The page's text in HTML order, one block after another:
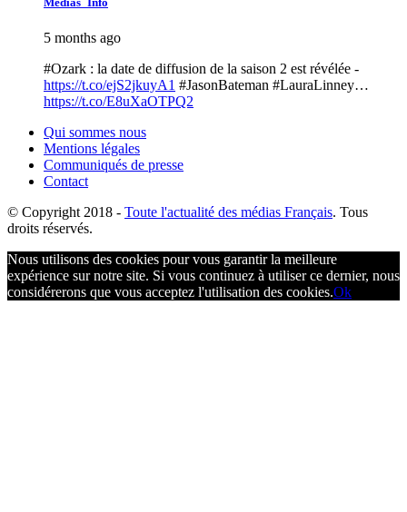
5 months ago
#Ozark : la date de diffusion de la saison 2 est révélée -
https://t.co/ejS2jkuyA1 #JasonBateman #LauraLinney…
https://t.co/E8uXaOTPQ2
Qui sommes nous
Mentions légales
Communiqués de presse
Contact
© Copyright 2018 - Toute l'actualité des médias Français. Tous
droits réservés.
Nous utilisons des cookies pour vous garantir la meilleure
expérience sur notre site. Si vous continuez à utiliser ce dernier, nous
considérerons que vous acceptez l'utilisation des cookies.Ok